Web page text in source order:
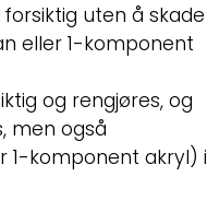
uten å skade
eller 1-komponent
og rengjøres, og
men også
1-komponent akryl) i